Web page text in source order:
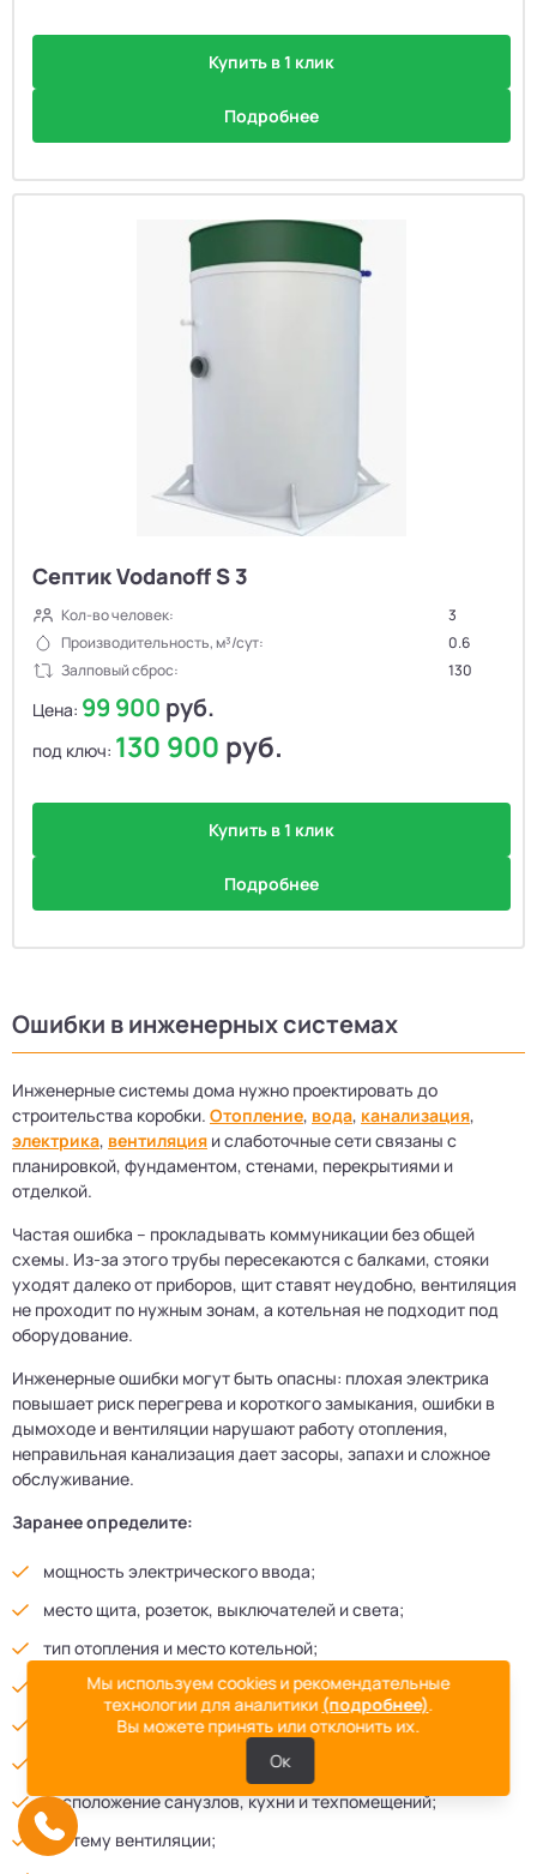
Купить в 1 клик
Подробнее
Септик Vodanoff S 3
Кол-во человек:
3
Производительность, м³/сут:
0.6
Залповый сброс:
130
Цена: 99 900 руб.
под ключ: 130 900 руб.
Купить в 1 клик
Подробнее
Ошибки в инженерных системах
Инженерные системы дома нужно проектировать до
строительства коробки. Отопление, вода, канализация,
электрика, вентиляция и слаботочные сети связаны с
планировкой, фундаментом, стенами, перекрытиями и
отделкой.
Частая ошибка – прокладывать коммуникации без общей
схемы. Из-за этого трубы пересекаются с балками, стояки
уходят далеко от приборов, щит ставят неудобно, вентиляция
не проходит по нужным зонам, а котельная не подходит под
оборудование.
Инженерные ошибки могут быть опасны: плохая электрика
повышает риск перегрева и короткого замыкания, ошибки в
дымоходе и вентиляции нарушают работу отопления,
неправильная канализация дает засоры, запахи и сложное
обслуживание.
Заранее определите:
мощность электрического ввода;
место щита, розеток, выключателей и света;
тип отопления и место котельной;
мощность котла и схему отопления;
трассы труб отопления и водоснабжения;
уклоны и ревизии канализации;
расположение санузлов, кухни и техпомещений;
систему вентиляции;
Мы используем cookies и рекомендательные
технологии для аналитики (подробнее).
Вы можете принять или отклонить их.
Ок